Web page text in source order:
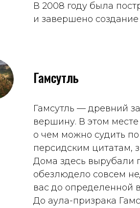
В 2008 году была
и завершено
Гамсутль
Гамсутль — древний
вершину. В этом
о чем можно судить
персидским цитатам,
Дома здесь вырубали
обезлюдело совсем
вас до определенной
До аула-призрака